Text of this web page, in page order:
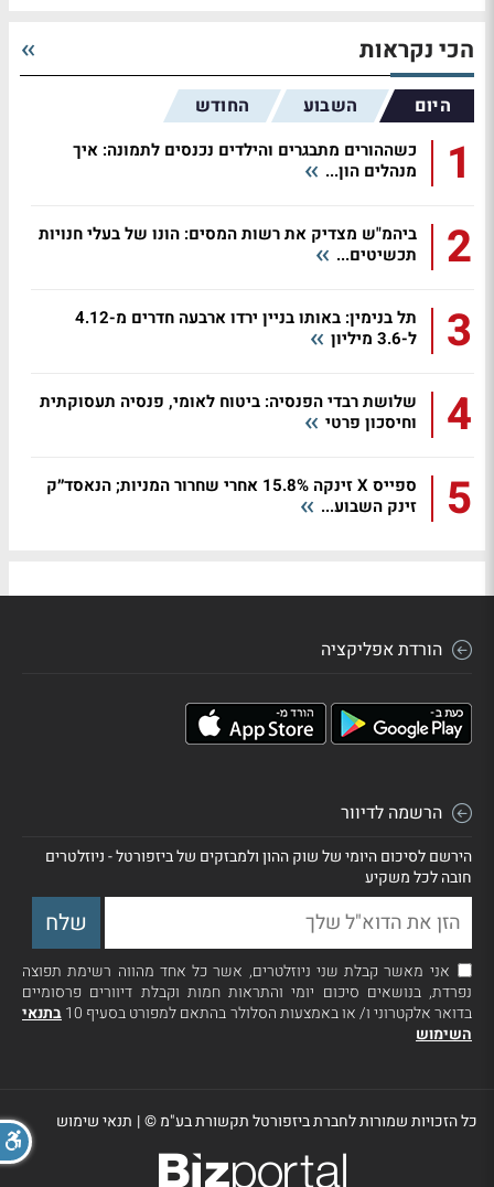
הכי נקראות
היום השבוע החודש
1
כשההורים מתבגרים והילדים נכנסים לתמונה: איך
מנהלים הון...
2
ביהמ"ש מצדיק את רשות המסים: הונו של בעלי חנויות
תכשיטים...
3
תל בנימין: באותו בניין ירדו ארבעה חדרים מ-4.12
ל-3.6 מיליון
4
שלושת רבדי הפנסיה: ביטוח לאומי, פנסיה תעסוקתית
וחיסכון פרטי
5
ספייס X זינקה 15.8% אחרי שחרור המניות; הנאסד״ק
זינק השבוע...
הורדת אפליקציה
הרשמה לדיוור
הירשם לסיכום היומי של שוק ההון ולמבזקים של ביזפורטל - ניוזלטרים
חובה לכל משקיע
אני מאשר קבלת שני ניוזלטרים, אשר כל אחד מהווה רשימת תפוצה
נפרדת, בנושאים סיכום יומי והתראות חמות וקבלת דיוורים פרסומיים
בדואר אלקטרוני ו/ או באמצעות הסלולר בהתאם למפורט בסעיף 10
בתנאי
השימוש
כל הזכויות שמורות לחברת ביזפורטל תקשורת בע"מ ©| תנאי שימוש